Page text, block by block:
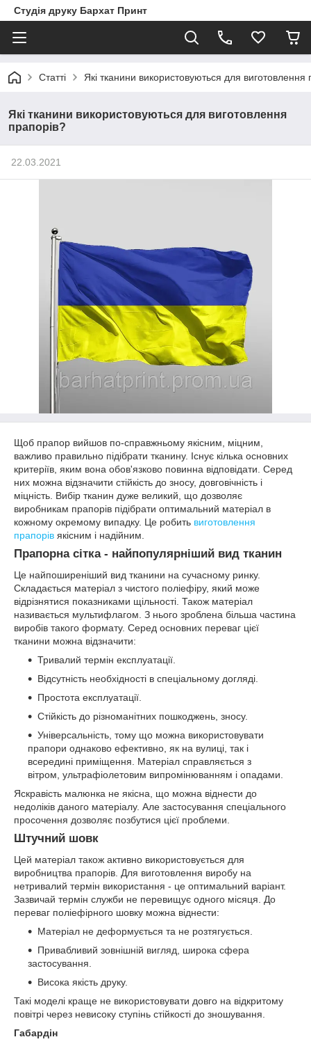
Студія друку Бархат Принт
Статті Які тканини використовуються для виготовлення
Які тканини використовуються для виготовлення
прапорів?
22.03.2021
Щоб прапор вийшов по-справжньому якісним, міцним,
важливо правильно підібрати тканину. Існує кілька основних
критеріїв, яким вона обов'язково повинна відповідати. Серед
них можна відзначити стійкість до зносу, довговічність і
міцність. Вибір тканин дуже великий, що дозволяє
виробникам прапорів підібрати оптимальний матеріал в
кожному окремому випадку. Це робить виготовлення
прапорів якісним і надійним.
Прапорна сітка - найпопулярніший вид тканин
Це найпоширеніший вид тканини на сучасному ринку.
Складається матеріал з чистого поліефіру, який може
відрізнятися показниками щільності. Також матеріал
називається мультифлагом. З нього зроблена більша частина
виробів такого формату. Серед основних переваг цієї
тканини можна відзначити:
Тривалий термін експлуатації.
Відсутність необхідності в спеціальному догляді.
Простота експлуатації.
Стійкість до різноманітних пошкоджень, зносу.
Універсальність, тому що можна використовувати
прапори однаково ефективно, як на вулиці, так і
всередині приміщення. Матеріал справляється з
вітром, ультрафіолетовим випромінюванням і опадами.
Яскравість малюнка не якісна, що можна віднести до
недоліків даного матеріалу. Але застосування спеціального
просочення дозволяє позбутися цієї проблеми.
Штучний шовк
Цей матеріал також активно використовується для
виробництва прапорів. Для виготовлення виробу на
нетривалий термін використання - це оптимальний варіант.
Зазвичай термін служби не перевищує одного місяця. До
переваг поліефірного шовку можна віднести:
Матеріал не деформується та не розтягується.
Привабливий зовнішній вигляд, широка сфера
застосування.
Висока якість друку.
Такі моделі краще не використовувати довго на відкритому
повітрі через невисоку ступінь стійкості до зношування.
Габардін